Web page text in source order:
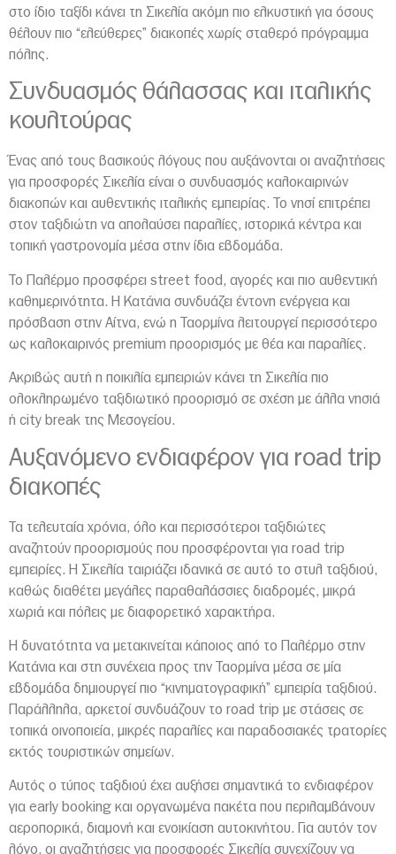
στο ίδιο ταξίδι κάνει τη Σικελία ακόμη πιο ελκυστική για όσους
θέλουν πιο “ελεύθερες” διακοπές χωρίς σταθερό πρόγραμμα
πόλης.
Συνδυασμός θάλασσας και ιταλικής
κουλτούρας
Ένας από τους βασικούς λόγους που αυξάνονται οι αναζητήσεις
για προσφορές Σικελία είναι ο συνδυασμός καλοκαιρινών
διακοπών και αυθεντικής ιταλικής εμπειρίας. Το νησί επιτρέπει
στον ταξιδιώτη να απολαύσει παραλίες, ιστορικά κέντρα και
τοπική γαστρονομία μέσα στην ίδια εβδομάδα.
Το Παλέρμο προσφέρει street food, αγορές και πιο αυθεντική
καθημερινότητα. Η Κατάνια συνδυάζει έντονη ενέργεια και
πρόσβαση στην Αίτνα, ενώ η Ταορμίνα λειτουργεί περισσότερο
ως καλοκαιρινός premium προορισμός με θέα και παραλίες.
Ακριβώς αυτή η ποικιλία εμπειριών κάνει τη Σικελία πιο
ολοκληρωμένο ταξιδιωτικό προορισμό σε σχέση με άλλα νησιά
ή city break της Μεσογείου.
Αυξανόμενο ενδιαφέρον για road trip
διακοπές
Τα τελευταία χρόνια, όλο και περισσότεροι ταξιδιώτες
αναζητούν προορισμούς που προσφέρονται για road trip
εμπειρίες. Η Σικελία ταιριάζει ιδανικά σε αυτό το στυλ ταξιδιού,
καθώς διαθέτει μεγάλες παραθαλάσσιες διαδρομές, μικρά
χωριά και πόλεις με διαφορετικό χαρακτήρα.
Η δυνατότητα να μετακινείται κάποιος από το Παλέρμο στην
Κατάνια και στη συνέχεια προς την Ταορμίνα μέσα σε μία
εβδομάδα δημιουργεί πιο “κινηματογραφική” εμπειρία ταξιδιού.
Παράλληλα, αρκετοί συνδυάζουν το road trip με στάσεις σε
τοπικά οινοποιεία, μικρές παραλίες και παραδοσιακές τρατορίες
εκτός τουριστικών σημείων.
Αυτός ο τύπος ταξιδιού έχει αυξήσει σημαντικά το ενδιαφέρον
για early booking και οργανωμένα πακέτα που περιλαμβάνουν
αεροπορικά, διαμονή και ενοικίαση αυτοκινήτου. Για αυτόν τον
λόγο, οι αναζητήσεις για προσφορές Σικελία συνεχίζουν να